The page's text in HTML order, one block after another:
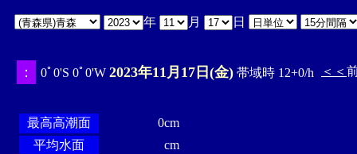
年 月 日
： 0ﾟ0'S 0ﾟ0'W 2023年11月17日(金) 帯域時 12+0/h ＜＜
最高高潮面
0cm
平均水面
cm